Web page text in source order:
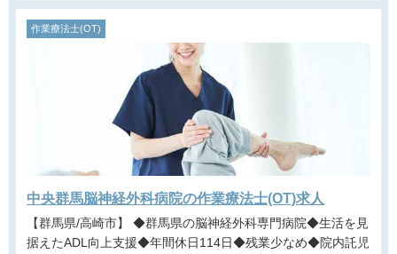
作業療法士(OT)
中央群馬脳神経外科病院の作業療法士(OT)求人
【群馬県/高崎市】 ◆群馬県の脳神経外科専門病院◆生活を見
据えたADL向上支援◆年間休日114日◆残業少なめ◆院内託児